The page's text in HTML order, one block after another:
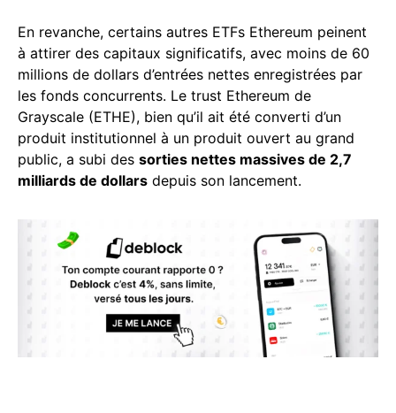
En revanche, certains autres ETFs Ethereum peinent
à attirer des capitaux significatifs, avec moins de 60
millions de dollars d’entrées nettes enregistrées par
les fonds concurrents. Le trust Ethereum de
Grayscale (ETHE), bien qu’il ait été converti d’un
produit institutionnel à un produit ouvert au grand
public, a subi des sorties nettes massives de 2,7
milliards de dollars depuis son lancement.